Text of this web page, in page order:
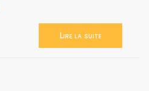
Lire la suite